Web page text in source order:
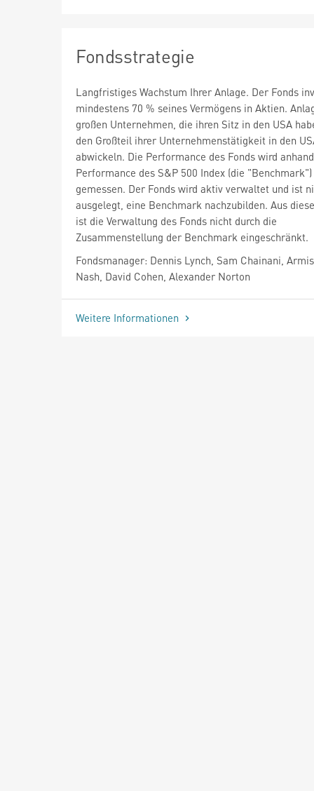
Fondsstrategie
Langfristiges Wachstum Ihrer Anlage. Der Fonds
mindestens 70 % seines Vermögens in Aktien.
großen Unternehmen, die ihren Sitz in den USA
den Großteil ihrer Unternehmenstätigkeit in den
abwickeln. Die Performance des Fonds wird
Performance des S&P 500 Index (die "Benchmark")
gemessen. Der Fonds wird aktiv verwaltet und ist
ausgelegt, eine Benchmark nachzubilden. Aus
ist die Verwaltung des Fonds nicht durch die
Zusammenstellung der Benchmark eingeschränkt.
Fondsmanager: Dennis Lynch, Sam Chainani,
Nash, David Cohen, Alexander Norton
Weitere Informationen